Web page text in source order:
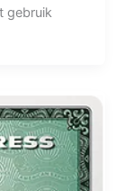
gebruik